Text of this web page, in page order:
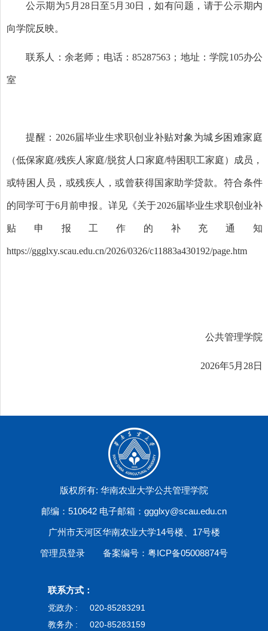
公示期为5月28日至5月30日，如有问题，请于公示期内
向学院反映。
联系人：余老师；电话：85287563；地址：学院105办公
室
提醒： 2026届毕业生求职创业补贴对象为城乡困难家庭
（低保家庭/残疾人家庭/脱贫人口家庭/特困职工家庭）成员，
或特困人员，或残疾人，或曾获得国家助学贷款。符合条件
的同学可于6月前申报。详见《关于2026届毕业生求职创业补
贴申报工作的补充通知
https://ggglxy.scau.edu.cn/2026/0326/c11883a430192/page.htm
公共管理学院
2026年5月28日
版权所有: 华南农业大学公共管理学院
邮编：510642 电子邮箱：ggglxy@scau.edu.cn
广州市天河区华南农业大学14号楼、17号楼
管理员登录 备案编号：粤ICP备05008874号
联系方式：
党政办 :
020-85283291
教务办 :
020-85283159